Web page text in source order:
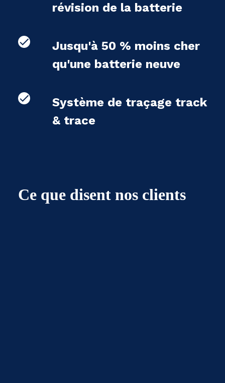
révision de la batterie
Jusqu'à 50 % moins cher
qu'une batterie neuve
Système de traçage track
& trace
Ce que disent nos clients